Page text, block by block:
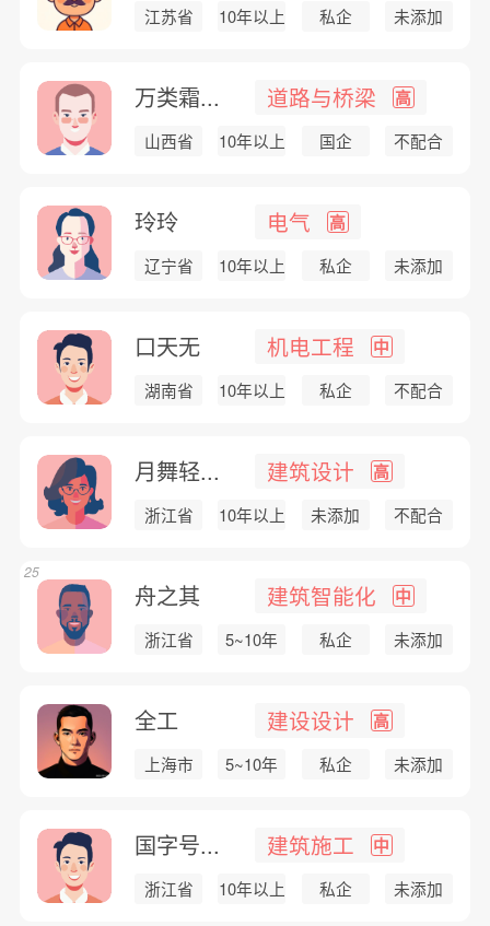
江苏省 10年以上 私企 未添加
万类霜... 道路与桥梁 高
山西省 10年以上 国企 不配合
玲玲 电气 高
辽宁省 10年以上 私企 未添加
口天无 机电工程 中
湖南省 10年以上 私企 不配合
月舞轻... 建筑设计 高
浙江省 10年以上 未添加 不配合
舟之其 建筑智能化 中
浙江省 5~10年 私企 未添加
25
全工 建设设计 高
上海市 5~10年 私企 未添加
国字号... 建筑施工 中
浙江省 10年以上 私企 未添加